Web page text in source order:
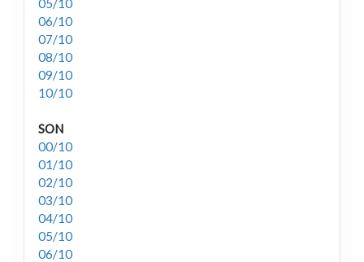
05/10
06/10
07/10
08/10
09/10
10/10
SON
00/10
01/10
02/10
03/10
04/10
05/10
06/10